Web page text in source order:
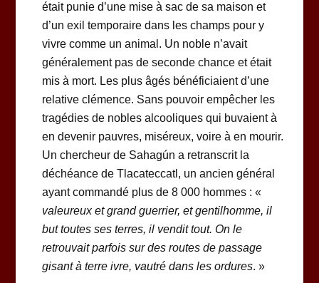
était punie d’une mise à sac de sa maison et
d’un exil temporaire dans les champs pour y
vivre comme un animal. Un noble n’avait
généralement pas de seconde chance et était
mis à mort. Les plus âgés bénéficiaient d’une
relative clémence. Sans pouvoir empêcher les
tragédies de nobles alcooliques qui buvaient à
en devenir pauvres, miséreux, voire à en mourir.
Un chercheur de Sahagún a retranscrit la
déchéance de Tlacateccatl, un ancien général
ayant commandé plus de 8 000 hommes : «
valeureux et grand guerrier, et gentilhomme, il
but toutes ses terres, il vendit tout. On le
retrouvait parfois sur des routes de passage
gisant à terre ivre, vautré dans les ordures. »